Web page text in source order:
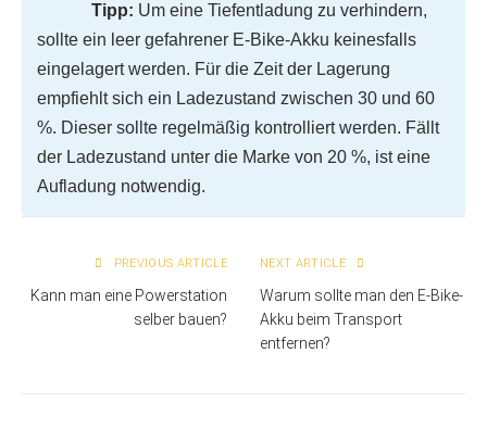
Tipp: Um eine Tiefentladung zu verhindern,
sollte ein leer gefahrener E-Bike-Akku keinesfalls
eingelagert werden. Für die Zeit der Lagerung
empfiehlt sich ein Ladezustand zwischen 30 und 60
%. Dieser sollte regelmäßig kontrolliert werden. Fällt
der Ladezustand unter die Marke von 20 %, ist eine
Aufladung notwendig.
PREVIOUS ARTICLE
Kann man eine Powerstation
selber bauen?
NEXT ARTICLE
Warum sollte man den E-Bike-
Akku beim Transport
entfernen?